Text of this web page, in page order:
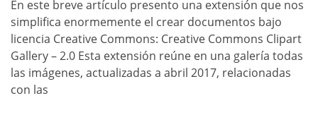
En este breve artículo presento una extensión que nos
simplifica enormemente el crear documentos bajo
licencia Creative Commons: Creative Commons Clipart
Gallery – 2.0 Esta extensión reúne en una galería todas
las imágenes, actualizadas a abril 2017, relacionadas
con las